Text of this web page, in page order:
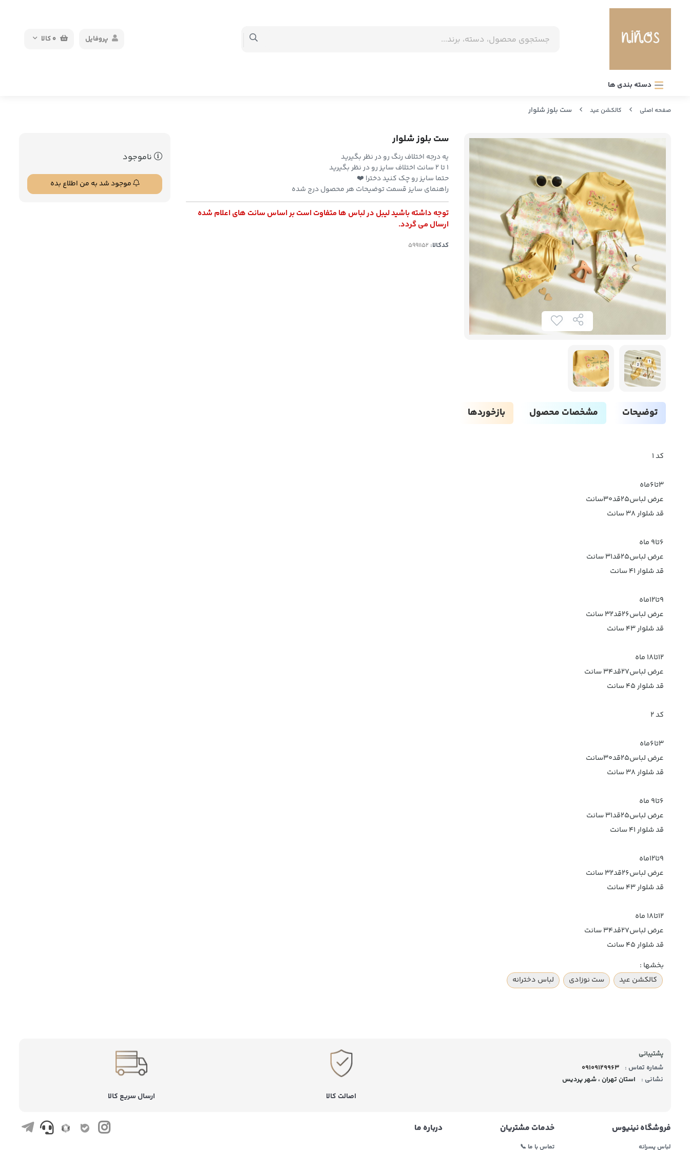
0کالا پروفایل
دسته بندی ها
صفحه اصلی کالکشن عید ست بلوز شلوار
ست بلوز شلوار
یه درجه اختلاف رنگ رو در نظر بگیرید
۱ تا ۲ سانت اختلاف سایز رو در نظر بگیرید
حتما سایز رو چک کنید دخترا ❤️
راهنمای سایز قسمت توضیحات هر محصول درج شده
توجه داشته باشید لیبل در لباس ها متفاوت است بر اساس سانت های اعلام شده
ارسال می گردد.
کدکالا:
ناموجود
موجود شد به من اطلاع بده
توضیحات مشخصات محصول بازخوردها
کد ۱
۳تا۶ماه
عرض لباس۲۵قد۳۰سانت
قد شلوار ۳۸ سانت
۶تا۹ ماه
عرض لباس۲۵قد۳۱ سانت
قد شلوار ۴۱ سانت
۹تا۱۲ماه
عرض لباس۲۶قد۳۲ سانت
قد شلوار ۴۳ سانت
۱۲تا۱۸ ماه
عرض لباس۲۷قد۳۴ سانت
قد شلوار ۴۵ سانت
کد ۲
۳تا۶ماه
عرض لباس۲۵قد۳۰سانت
قد شلوار ۳۸ سانت
۶تا۹ ماه
عرض لباس۲۵قد۳۱ سانت
قد شلوار ۴۱ سانت
۹تا۱۲ماه
عرض لباس۲۶قد۳۲ سانت
قد شلوار ۴۳ سانت
۱۲تا۱۸ ماه
عرض لباس۲۷قد۳۴ سانت
قد شلوار ۴۵ سانت
بخشها :
کالکشن عید
ست نوزادی لباس دخترانه
پشتیبانی
شماره تماس :
09109129963
نشانی :
استان تهران ، شهر پردیس
اصالت کالا ارسال سریع کالا
فروشگاه نینیوس
لباس پسرانه
خدمات مشتریان
تماس با ما 📞
درباره ما